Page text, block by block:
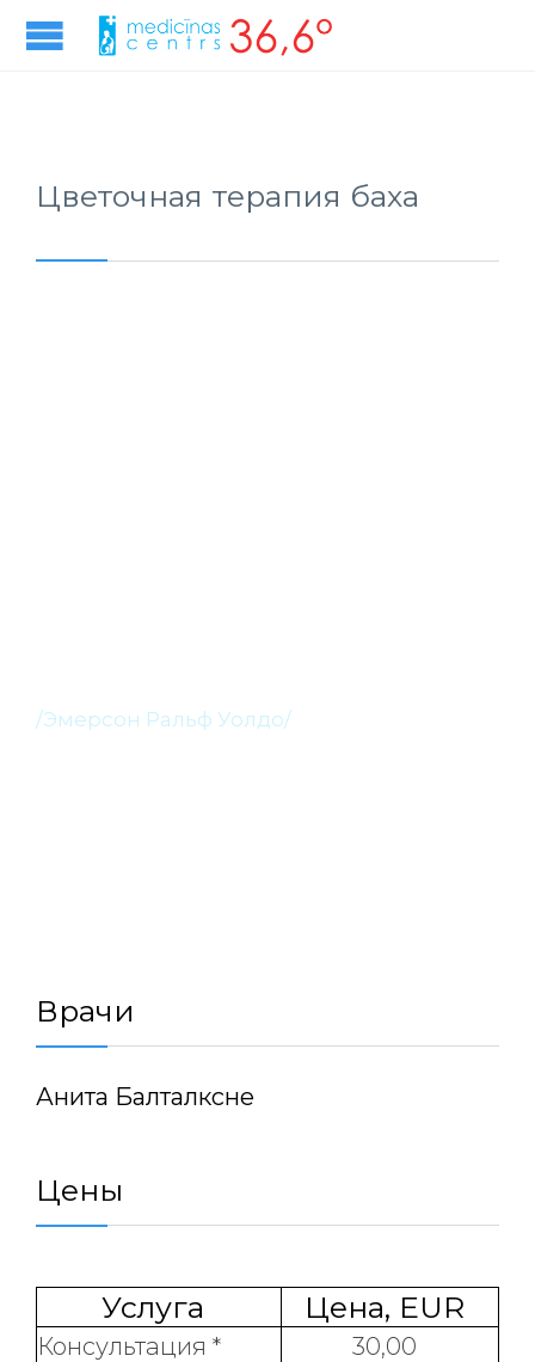
Цветочная терапия баха
/Эмерсон Ральф Уолдо/
Врачи
Анита Балталксне
Цены
Услуга Цена, EUR
Консультация * 30,00